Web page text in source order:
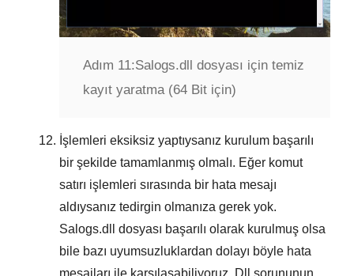
Adım 11:Salogs.dll dosyası için temiz
kayıt yaratma (64 Bit için)
İşlemleri eksiksiz yaptıysanız kurulum başarılı
bir şekilde tamamlanmış olmalı. Eğer komut
satırı işlemleri sırasında bir hata mesajı
aldıysanız tedirgin olmanıza gerek yok.
Salogs.dll dosyası başarılı olarak kurulmuş olsa
bile bazı uyumsuzluklardan dolayı böyle hata
mesajları ile karşılaşabiliyoruz. Dll sorununun